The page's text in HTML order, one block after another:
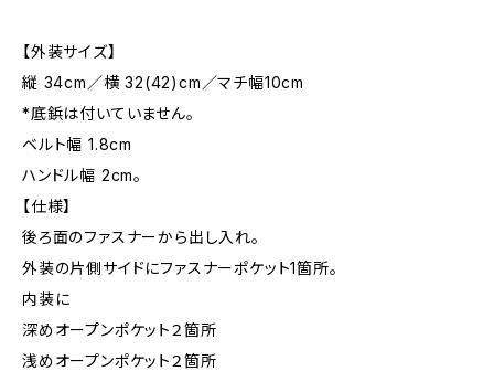
【外装サイズ】
縦 34cm／横 32(42)cm／マチ幅10cm
*底鋲は付いていません。
ベルト幅 1.8cm
ハンドル幅 2cm。
【仕様】
後ろ面のファスナーから出し入れ。
外装の片側サイドにファスナーポケット1箇所。
内装に
深めオープンポケット２箇所
浅めオープンポケット２箇所